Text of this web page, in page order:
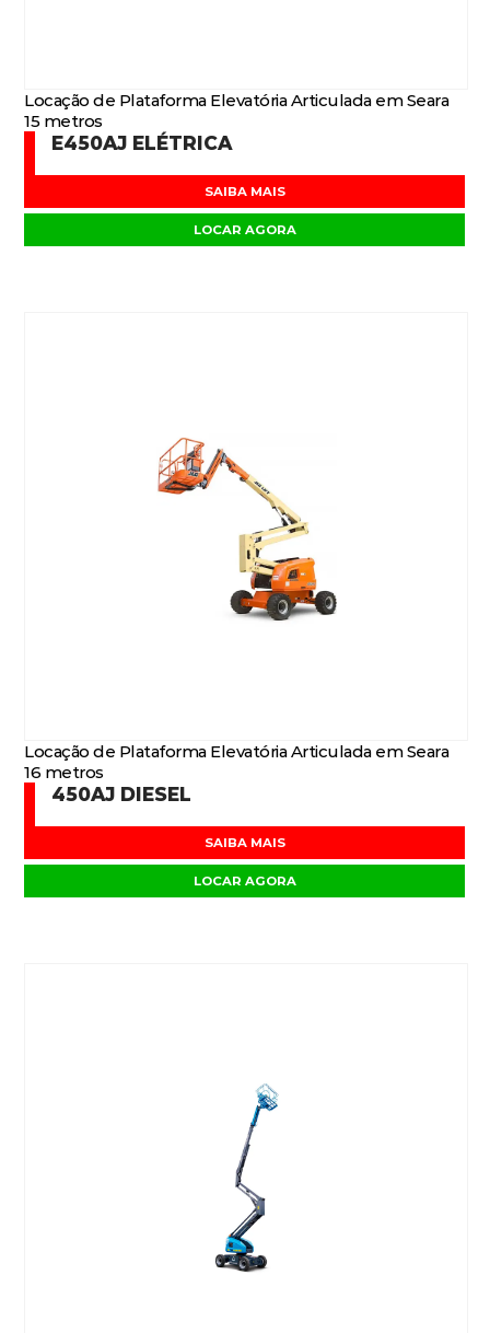
Locação de Plataforma Elevatória Articulada em Seara
15 metros
E450AJ ELÉTRICA
SAIBA MAIS
LOCAR AGORA
Locação de Plataforma Elevatória Articulada em Seara
16 metros
450AJ DIESEL
SAIBA MAIS
LOCAR AGORA